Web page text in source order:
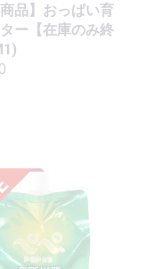
品】おっぱい育
ー【在庫のみ終